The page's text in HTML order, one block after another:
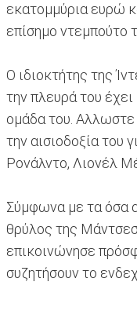
εκατομμύρια ευρώ
επίσημο ντεμπούτο
Ο ιδιοκτήτης της
την πλευρά του
ομάδα του.
την αισιοδοξία του
Ρονάλντο, Λιονέλ
Σύμφωνα με τα όσα
θρύλος της
επικοινώνησε
συζητήσουν το